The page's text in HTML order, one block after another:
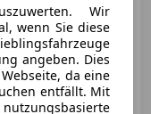
442 kW (601 PS)
Wir
wenn Sie diese
angeben. Dies
da eine
entfällt. Mit